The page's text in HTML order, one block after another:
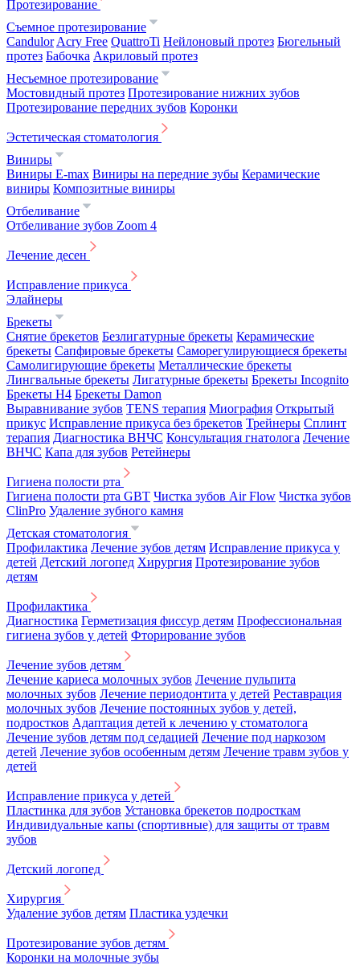
Протезирование
Съемное протезирование
Candulor Acry Free QuattroTi Нейлоновый протез Бюгельный
протез Бабочка Акриловый протез
Несъемное протезирование
Мостовидный протез Протезирование нижних зубов
Протезирование передних зубов Коронки
Эстетическая стоматология
Виниры
Виниры E-max Виниры на передние зубы Керамические
виниры Композитные виниры
Отбеливание
Отбеливание зубов Zoom 4
Лечение десен
Исправление прикуса
Элайнеры
Брекеты
Снятие брекетов Безлигатурные брекеты Керамические
брекеты Сапфировые брекеты Саморегулирующиеся брекеты
Самолигирующие брекеты Металлические брекеты
Лингвальные брекеты Лигатурные брекеты Брекеты Incognito
Брекеты H4 Брекеты Damon
Выравнивание зубов TENS терапия Миография Открытый
прикус Исправление прикуса без брекетов Трейнеры Сплинт
терапия Диагностика ВНЧС Консультация гнатолога Лечение
ВНЧС Капа для зубов Ретейнеры
Гигиена полости рта
Гигиена полости рта GBT Чистка зубов Air Flow Чистка зубов
ClinPro Удаление зубного камня
Детская стоматология
Профилактика Лечение зубов детям Исправление прикуса у
детей Детский логопед Хирургия Протезирование зубов
детям
Профилактика
Диагностика Герметизация фиссур детям Профессиональная
гигиена зубов у детей Фторирование зубов
Лечение зубов детям
Лечение кариеса молочных зубов Лечение пульпита
молочных зубов Лечение периодонтита у детей Реставрация
молочных зубов Лечение постоянных зубов у детей,
подростков Адаптация детей к лечению у стоматолога
Лечение зубов детям под седацией Лечение под наркозом
детей Лечение зубов особенным детям Лечение травм зубов у
детей
Исправление прикуса у детей
Пластинка для зубов Установка брекетов подросткам
Индивидуальные капы (спортивные) для защиты от травм
зубов
Детский логопед
Хирургия
Удаление зубов детям Пластика уздечки
Протезирование зубов детям
Коронки на молочные зубы